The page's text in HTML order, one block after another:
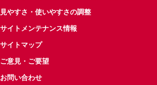
見やすさ・使いやすさの調整
サイトメンテナンス情報
サイトマップ
ご意見・ご要望
お問い合わせ